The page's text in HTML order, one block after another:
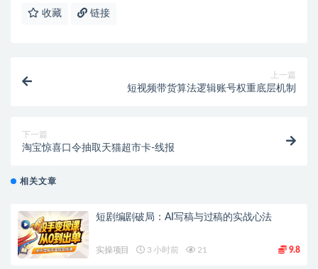
收藏 链接
上一篇
短视频带货算法逻辑账号权重底层机制
下一篇
淘宝惊喜口令抽取天猫超市卡-线报
相关文章
短剧编剧破局：AI写稿与过稿的实战心法
实操项目 3 小时前 21 9.8